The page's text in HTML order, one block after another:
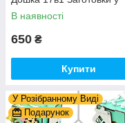
Разобранному вигляді +
Деталі та Фарба
В наявності
650 ₴
Купити
У Розібранному Виді
Подарунок